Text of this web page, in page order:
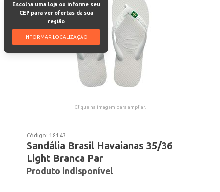
Escolha uma loja ou informe seu
CEP para ver ofertas da sua
região
INFORMAR LOCALIZAÇÃO
Clique na imagem para ampliar.
Código: 18143
Sandália Brasil Havaianas 35/36
Light Branca Par
Produto indisponível